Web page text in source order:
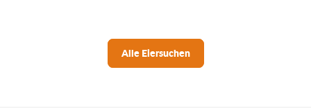
Alle Eiersuchen